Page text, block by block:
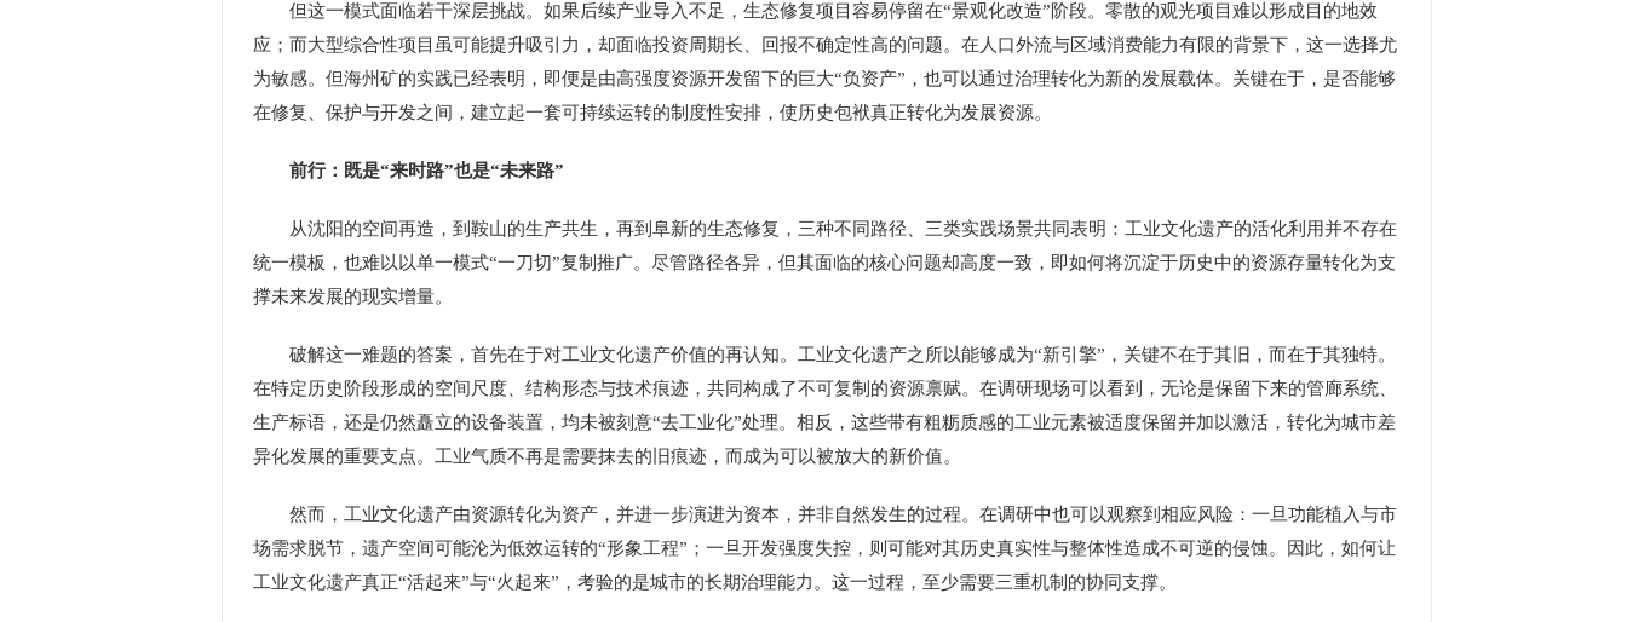
但这一模式面临若干深层挑战。如果后续产业导入不足，生态修复项目容易停留在“景观化改造”阶段。零散的观光项目难以形成目的地效
应；而大型综合性项目虽可能提升吸引力，却面临投资周期长、回报不确定性高的问题。在人口外流与区域消费能力有限的背景下，这一选择尤
为敏感。但海州矿的实践已经表明，即便是由高强度资源开发留下的巨大“负资产”，也可以通过治理转化为新的发展载体。关键在于，是否能够
在修复、保护与开发之间，建立起一套可持续运转的制度性安排，使历史包袱真正转化为发展资源。
前行：既是“来时路”也是“未来路”
从沈阳的空间再造，到鞍山的生产共生，再到阜新的生态修复，三种不同路径、三类实践场景共同表明：工业文化遗产的活化利用并不存在
统一模板，也难以以单一模式“一刀切”复制推广。尽管路径各异，但其面临的核心问题却高度一致，即如何将沉淀于历史中的资源存量转化为支
撑未来发展的现实增量。
破解这一难题的答案，首先在于对工业文化遗产价值的再认知。工业文化遗产之所以能够成为“新引擎”，关键不在于其旧，而在于其独特。
在特定历史阶段形成的空间尺度、结构形态与技术痕迹，共同构成了不可复制的资源禀赋。在调研现场可以看到，无论是保留下来的管廊系统、
生产标语，还是仍然矗立的设备装置，均未被刻意“去工业化”处理。相反，这些带有粗粝质感的工业元素被适度保留并加以激活，转化为城市差
异化发展的重要支点。工业气质不再是需要抹去的旧痕迹，而成为可以被放大的新价值。
然而，工业文化遗产由资源转化为资产，并进一步演进为资本，并非自然发生的过程。在调研中也可以观察到相应风险：一旦功能植入与市
场需求脱节，遗产空间可能沦为低效运转的“形象工程”；一旦开发强度失控，则可能对其历史真实性与整体性造成不可逆的侵蚀。因此，如何让
工业文化遗产真正“活起来”与“火起来”，考验的是城市的长期治理能力。这一过程，至少需要三重机制的协同支撑。